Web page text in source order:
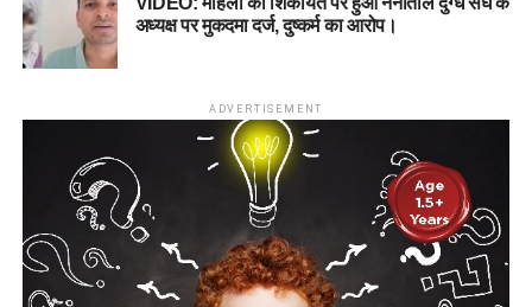
अध्यक्ष पर मुकदमा दर्ज, दुष्कर्म का आरोप।
ADVERTISEMENT